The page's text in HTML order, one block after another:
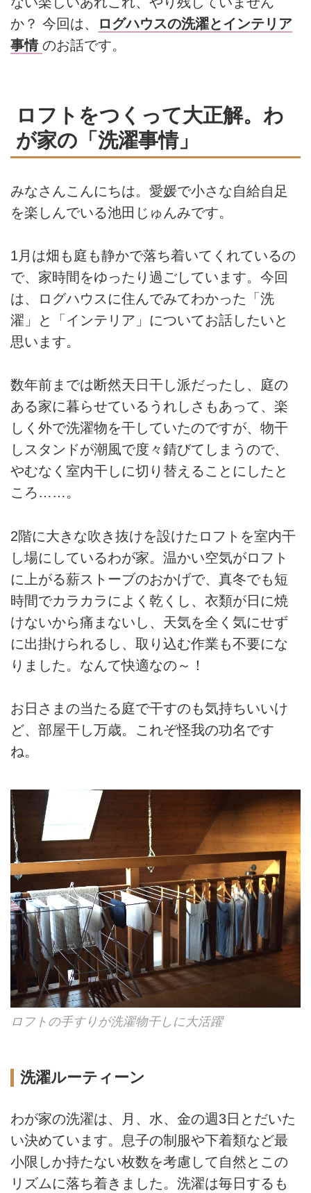
か？ 今回は、
ログハウスの洗濯とインテリア
事情 のお話です。
ロフトをつくって大正解。わ
が家の「洗濯事情」
みなさんこんにちは。愛媛で小さな自給自足
を楽しんでいる池田じゅんみです。
1月は畑も庭も静かで落ち着いてくれているの
で、家時間をゆったり過ごしています。今回
は、ログハウスに住んでみてわかった「洗
濯」と「インテリア」についてお話したいと
思います。
数年前までは断然天日干し派だったし、庭の
ある家に暮らせているうれしさもあって、楽
しく外で洗濯物を干していたのですが、物干
しスタンドが潮風で度々錆びてしまうので、
やむなく室内干しに切り替えることにしたと
ころ……。
2階に大きな吹き抜けを設けたロフトを室内干
し場にしているわが家。温かい空気がロフト
に上がる薪ストーブのおかげで、真冬でも短
時間でカラカラによく乾くし、衣類が日に焼
けないから痛まないし、天気を全く気にせず
に出掛けられるし、取り込む作業も不要にな
りました。なんて快適なの～！
お日さまの当たる庭で干すのも気持ちいいけ
ど、部屋干し万歳。これぞ怪我の功名です
ね。
ロフトの手すりが洗濯物干しに大活躍
洗濯ルーティーン
わが家の洗濯は、月、水、金の週3日とだいた
い決めています。息子の制服や下着類など最
小限しか持たない枚数を考慮して自然とこの
リズムに落ち着きました。洗濯は毎日するも